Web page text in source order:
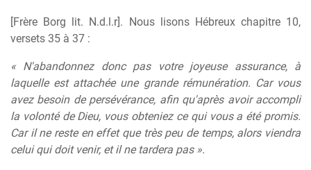
[Frère Borg lit. N.d.l.r]. Nous lisons Hébreux chapitre 10,
versets 35 à 37 :
« N'abandonnez donc pas votre joyeuse assurance, à
laquelle est attachée une grande rémunération. Car vous
avez besoin de persévérance, afin qu'après avoir accompli
la volonté de Dieu, vous obteniez ce qui vous a été promis.
Car il ne reste en effet que très peu de temps, alors viendra
celui qui doit venir, et il ne tardera pas ».